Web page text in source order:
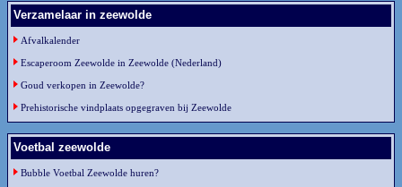
Verzamelaar in zeewolde
Afvalkalender
Escaperoom Zeewolde in Zeewolde (Nederland)
Goud verkopen in Zeewolde?
Prehistorische vindplaats opgegraven bij Zeewolde
Voetbal zeewolde
Bubble Voetbal Zeewolde huren?